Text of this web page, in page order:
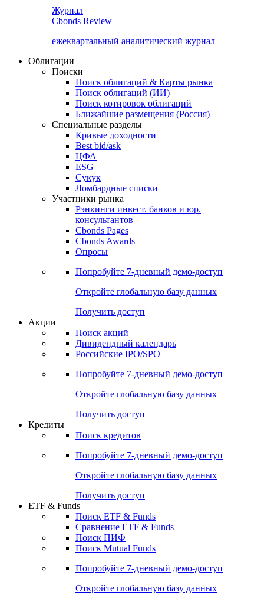
Журнал
Cbonds Review
ежеквартальный аналитический журнал
Облигации
Поиски
Поиск облигаций & Карты рынка
Поиск облигаций (ИИ)
Поиск котировок облигаций
Ближайшие размещения (Россия)
Специальные разделы
Кривые доходности
Best bid/ask
ЦФА
ESG
Сукук
Ломбардные списки
Участники рынка
Рэнкинги инвест. банков и юр.
консультантов
Cbonds Pages
Cbonds Awards
Опросы
Попробуйте 7-дневный демо-доступ
Откройте глобальную базу данных
Получить доступ
Акции
Поиск акций
Дивидендный календарь
Российские IPO/SPO
Попробуйте 7-дневный демо-доступ
Откройте глобальную базу данных
Получить доступ
Кредиты
Поиск кредитов
Попробуйте 7-дневный демо-доступ
Откройте глобальную базу данных
Получить доступ
ETF & Funds
Поиск ETF & Funds
Сравнение ETF & Funds
Поиск ПИФ
Поиск Mutual Funds
Попробуйте 7-дневный демо-доступ
Откройте глобальную базу данных